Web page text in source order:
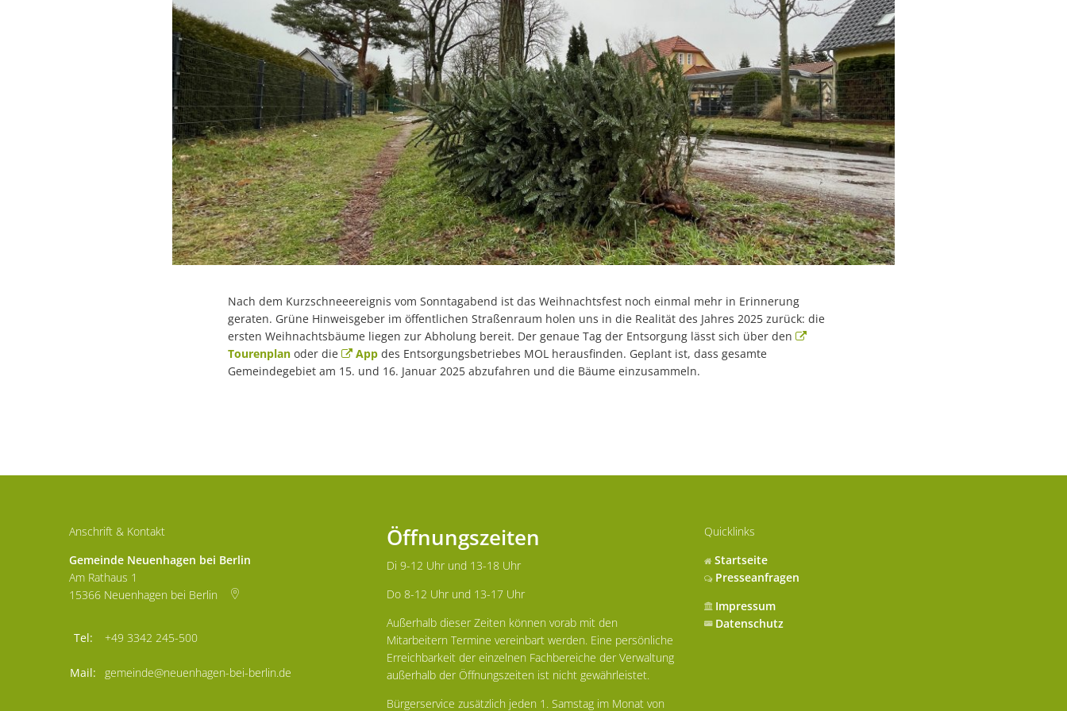
Nach dem Kurzschneeereignis vom Sonntagabend ist das Weihnachtsfest noch einmal mehr in Erinnerung
geraten. Grüne Hinweisgeber im öffentlichen Straßenraum holen uns in die Realität des Jahres 2025 zurück: die
ersten Weihnachtsbäume liegen zur Abholung bereit. Der genaue Tag der Entsorgung lässt sich über den
Tourenplan oder die Appdes Entsorgungsbetriebes MOL herausfinden. Geplant ist, dass gesamte
Gemeindegebiet am 15. und 16. Januar 2025 abzufahren und die Bäume einzusammeln.
Anschrift & Kontakt
Gemeinde Neuenhagen bei Berlin
Am Rathaus 1
15366 Neuenhagen bei Berlin
+49 3342 245-500
gemeinde@neuenhagen-bei-berlin.de
Öffnungszeiten
Di 9-12 Uhr und 13-18 Uhr
Do 8-12 Uhr und 13-17 Uhr
Außerhalb dieser Zeiten können vorab mit den
Mitarbeitern Termine vereinbart werden. Eine persönliche
Erreichbarkeit der einzelnen Fachbereiche der Verwaltung
außerhalb der Öffnungszeiten ist nicht gewährleistet.
Bürgerservice zusätzlich jeden 1. Samstag im Monat von
Quicklinks
Startseite
Presseanfragen
Impressum
Datenschutz